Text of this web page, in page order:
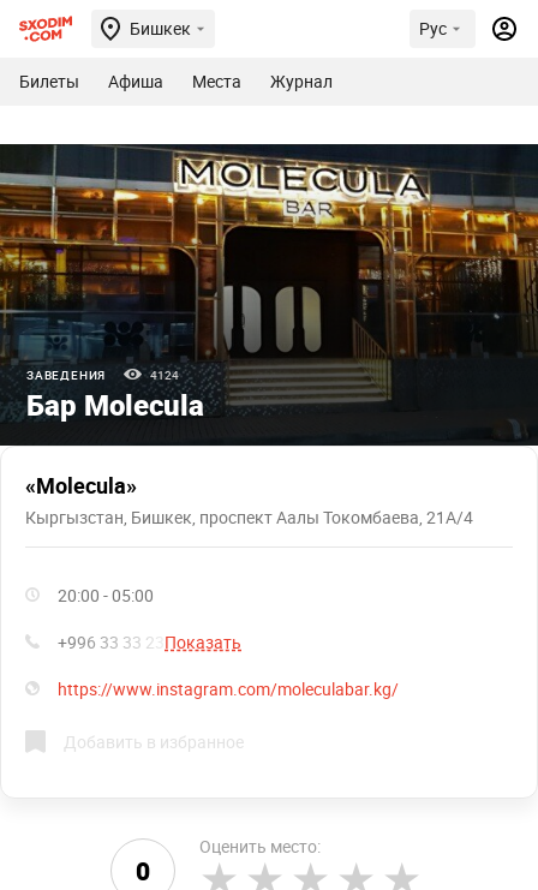
Бишкек Рус
Билеты Афиша Места Журнал
ЗАВЕДЕНИЯ 4124
Бар Molecula
«Molecula»
Кыргызстан, Бишкек, проспект Аалы Токомбаева, 21А/4
20:00 - 05:00
+996 33 33 23 Показать
https://www.instagram.com/moleculabar.kg/
Добавить в избранное
0
Оценить место: